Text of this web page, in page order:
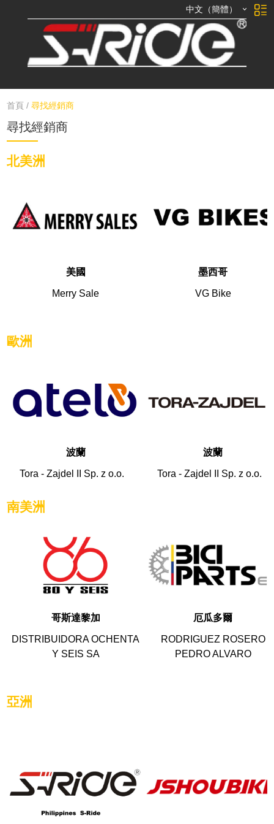
中文（簡體）
首頁 /尋找經銷商
尋找經銷商
北美洲
美國 墨西哥
Merry Sale VG Bike
歐洲
波蘭 波蘭
Tora - Zajdel II Sp. z o.o. Tora - Zajdel II Sp. z o.o.
南美洲
哥斯達黎加 厄瓜多爾
DISTRIBUIDORA OCHENTA
Y SEIS SA
RODRIGUEZ ROSERO
PEDRO ALVARO
亞洲